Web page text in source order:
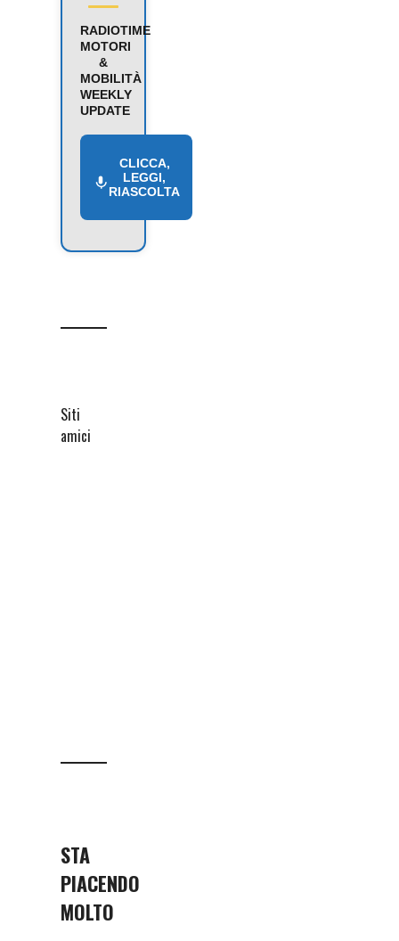
RADIOTIME
MOTORI
&
MOBILITÀ
WEEKLY
UPDATE
CLICCA,
LEGGI,
RIASCOLTA
Siti
amici
STA
PIACENDO
MOLTO